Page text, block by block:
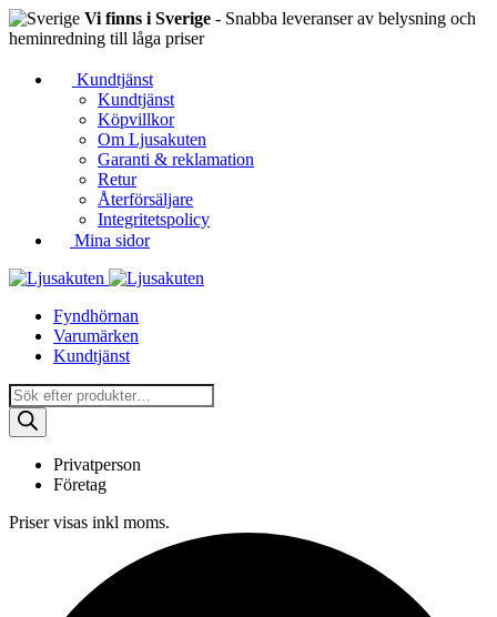
Vi finns i Sverige - Snabba leveranser av belysning och
heminredning till låga priser
Kundtjänst
Kundtjänst
Köpvillkor
Om Ljusakuten
Garanti & reklamation
Retur
Återförsäljare
Integritetspolicy
Mina sidor
Fyndhörnan
Varumärken
Kundtjänst
Produktsökning
Privatperson
Företag
Priser visas inkl moms.